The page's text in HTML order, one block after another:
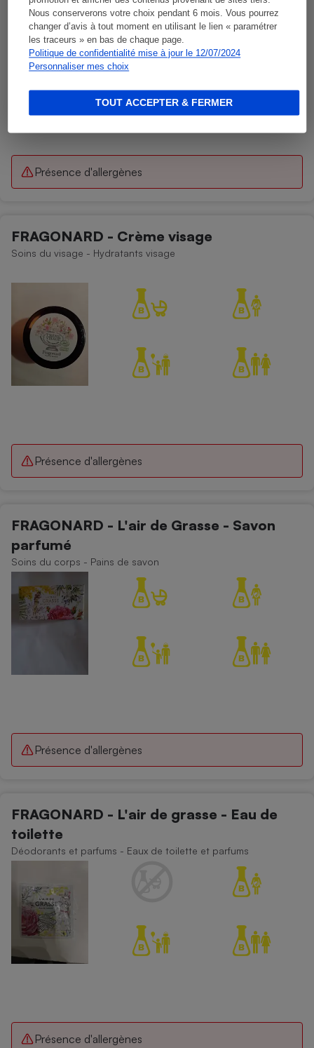
Nous conserverons votre choix pendant 6 mois. Vous pourrez
changer d’avis à tout moment en utilisant le lien « paramétrer
les traceurs » en bas de chaque page.
Politique de confidentialité mise à jour le 12/07/2024
Personnaliser mes choix
TOUT ACCEPTER & FERMER
Présence d'allergènes
FRAGONARD - Crème visage
Soins du visage - Hydratants visage
Présence d'allergènes
FRAGONARD - L'air de Grasse - Savon
parfumé
Soins du corps - Pains de savon
Présence d'allergènes
FRAGONARD - L'air de grasse - Eau de
toilette
Déodorants et parfums - Eaux de toilette et parfums
Présence d'allergènes